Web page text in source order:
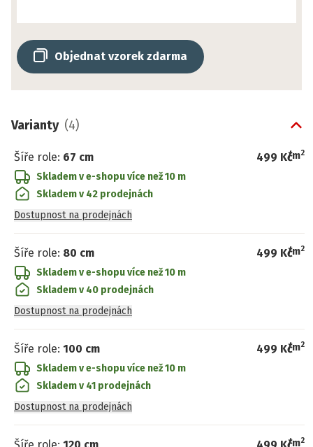
Objednat vzorek zdarma
Varianty (4)
Šíře role: 67 cm 499 Kč
/m2
Skladem v e-shopuvíce než 10 m
Skladem v 42 prodejnách
Dostupnost na prodejnách
Šíře role: 80 cm 499 Kč
/m2
Skladem v e-shopuvíce než 10 m
Skladem v 40 prodejnách
Dostupnost na prodejnách
Šíře role: 100 cm 499 Kč
/m2
Skladem v e-shopuvíce než 10 m
Skladem v 41 prodejnách
Dostupnost na prodejnách
/m2